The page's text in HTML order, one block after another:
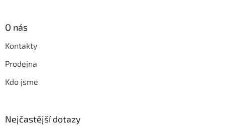
O nás
Kontakty
Prodejna
Kdo jsme
Nejčastější dotazy